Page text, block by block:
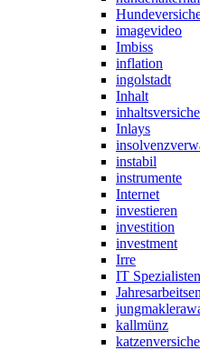
imagevideo
Imbiss
inflation
ingolstadt
Inhalt
Inlays
instabil
instrumente
Internet
investieren
investition
investment
Irre
IT Spezialisten
kallmünz